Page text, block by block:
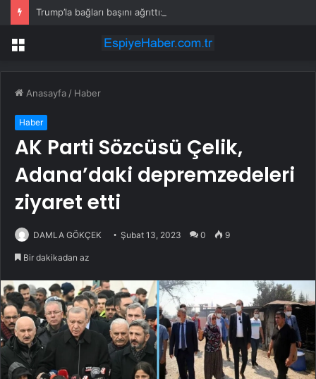
Menü
Anasayfa / Haber
Haber
AK Parti Sözcüsü Çelik,
Adana’daki depremzedeleri
ziyaret etti
DAMLA GÖKÇEK Şubat 13, 2023 0 9
Bir dakikadan az